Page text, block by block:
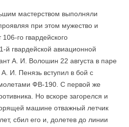
мастерством выполняли
при этом мужество и
го гвардейского
й гвардейской авиационной
А. И. Волошин 22 августа в паре
И. Пенязь вступил в бой с
ФВ-190. С первой же
Но вскоре загорелся и
машине отважный летчик
сбил его и, долетев до линии